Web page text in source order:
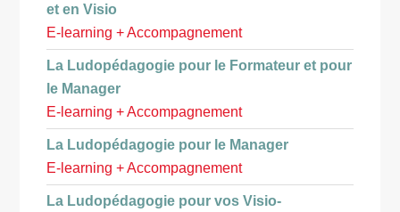
et en Visio
E-learning + Accompagnement
La Ludopédagogie pour le Formateur et pour
le Manager
E-learning + Accompagnement
La Ludopédagogie pour le Manager
E-learning + Accompagnement
La Ludopédagogie pour vos Visio-